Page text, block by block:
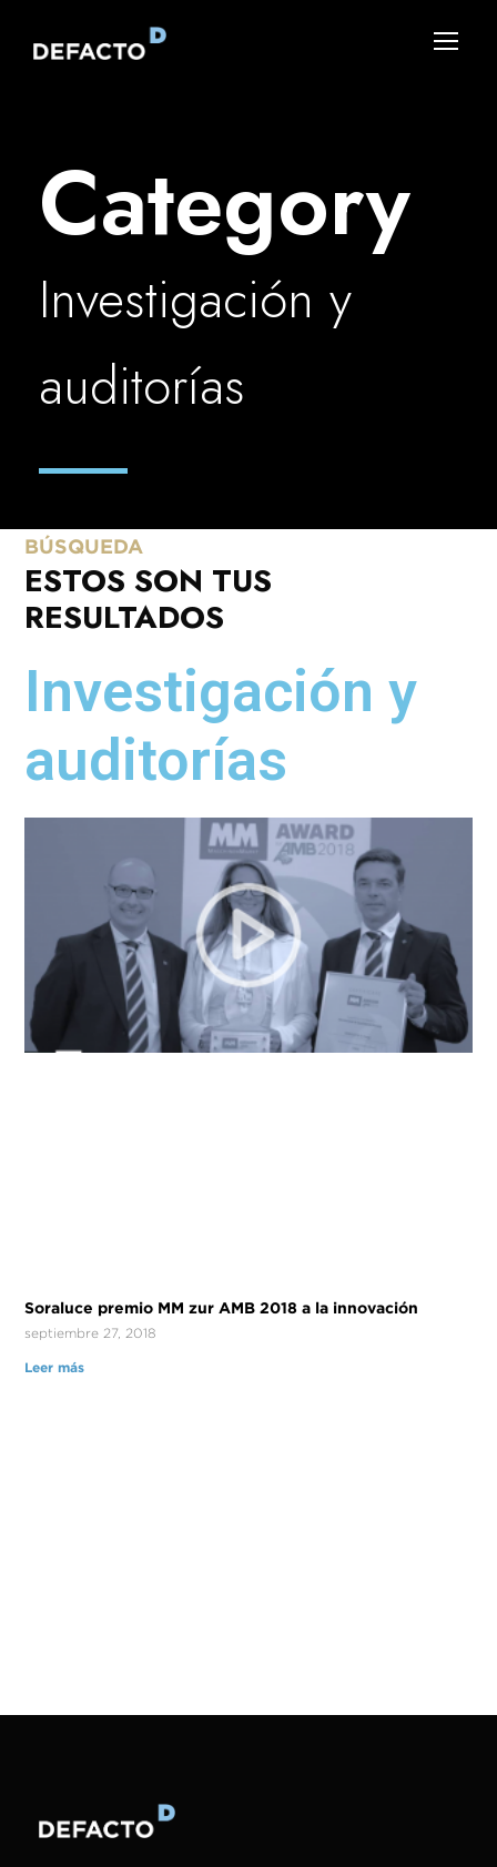
Category
Investigación y
auditorías
BÚSQUEDA
ESTOS SON TUS
RESULTADOS
Investigación y
auditorías
Soraluce premio MM zur AMB 2018 a la innovación
septiembre 27, 2018
Leer más